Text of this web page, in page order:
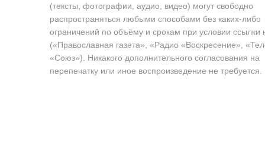
(тексты, фотографии, аудио, видео) могут свободно
распространяться любыми способами без каких-либо
ограничений по объёму и срокам при условии ссылки
(«Православная газета», «Радио «Воскресение»,
«Союз»). Никакого дополнительного согласования на
перепечатку или иное воспроизведение не требуется.